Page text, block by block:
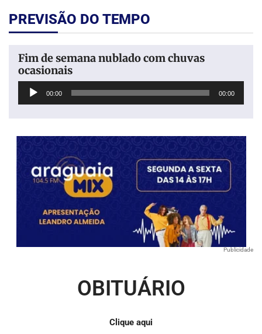
PREVISÃO DO TEMPO
Fim de semana nublado com chuvas
ocasionais
Tocador
00:00 00:00
Publicidade
OBITUÁRIO
Clique aqui